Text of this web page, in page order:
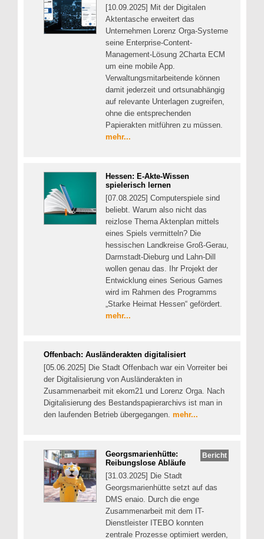
[10.09.2025] Mit der Digitalen
Aktentasche erweitert das
Unternehmen Lorenz Orga-Systeme
seine Enterprise-Content-
Management-Lösung 2Charta ECM
um eine mobile App.
Verwaltungsmitarbeitende können
damit jederzeit und ortsunabhängig
auf relevante Unterlagen zugreifen,
ohne die entsprechenden
Papierakten mitführen zu müssen.
mehr...
Hessen: E-Akte-Wissen
spielerisch lernen
[07.08.2025] Computerspiele sind
beliebt. Warum also nicht das
reizlose Thema Aktenplan mittels
eines Spiels vermitteln? Die
hessischen Landkreise Groß-Gerau,
Darmstadt-Dieburg und Lahn-Dill
wollen genau das. Ihr Projekt der
Entwicklung eines Serious Games
wird im Rahmen des Programms
„Starke Heimat Hessen“ gefördert.
mehr...
Offenbach: Ausländerakten digitalisiert
[05.06.2025] Die Stadt Offenbach war ein Vorreiter bei
der Digitalisierung von Ausländerakten in
Zusammenarbeit mit ekom21 und Lorenz Orga. Nach
Digitalisierung des Bestandspapierarchivs ist man in
den laufenden Betrieb übergegangen. mehr...
Bericht
Georgsmarienhütte:
Reibungslose Abläufe
[31.03.2025] Die Stadt
Georgsmarienhütte setzt auf das
DMS enaio. Durch die enge
Zusammenarbeit mit dem IT-
Dienstleister ITEBO konnten
zentrale Prozesse optimiert werden,